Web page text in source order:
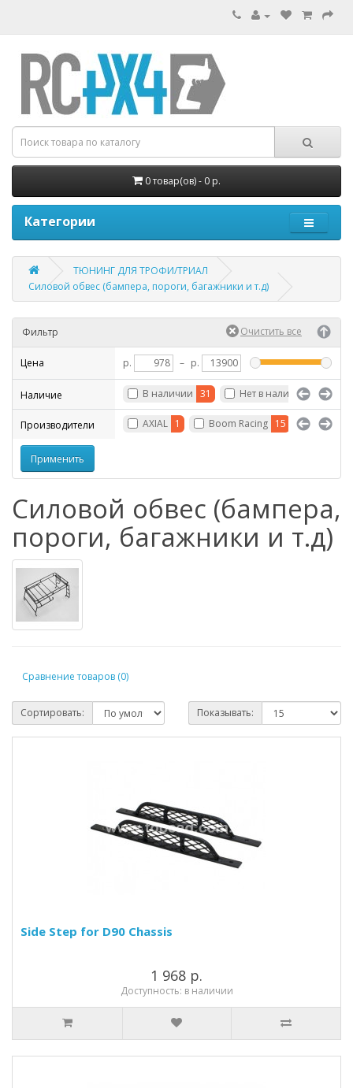
0 товар(ов) - 0 р.
Категории
ТЮНИНГ ДЛЯ ТРОФИ/ТРИАЛ
Силовой обвес (бампера, пороги, багажники и т.д)
Фильтр
Цена р. – р.
Наличие В наличии 31 Нет в наличии 56
Производители AXIAL 1 Boom Racing 15 Gmade
Силовой обвес (бампера,
пороги, багажники и т.д)
Сравнение товаров (0)
Сортировать: Показывать:
Side Step for D90 Chassis
1 968 р.
Доступность: в наличии